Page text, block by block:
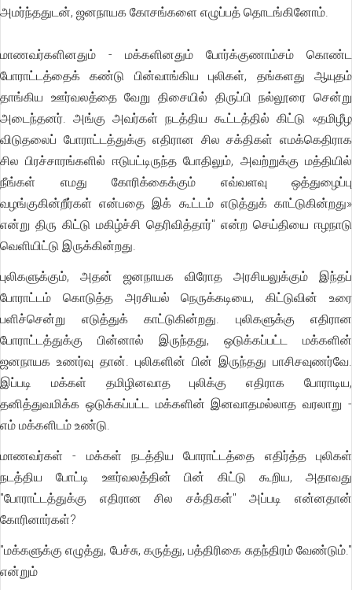
அமர்ந்ததுடன், ஜனநாயக கோசங்களை எழுப்பத் தொடங்கினோம்.
மாணவர்களினதும் - மக்களினதும் போர்க்குணாம்சம் கொண்ட
போராட்டத்தைக் கண்டு பின்வாங்கிய புலிகள், தங்களது ஆயுதம்
தாங்கிய ஊர்வலத்தை வேறு திசையில் திருப்பி நல்லூரை சென்று
அடைந்தனர். அங்கு அவர்கள் நடத்திய கூட்டத்தில் கிட்டு «தமிழீழ
விடுதலைப் போராட்டத்துக்கு எதிரான சில சக்திகள் எமக்கெதிராக
சில பிரச்சாரங்களில் ஈடுபட்டிருந்த போதிலும், அவற்றுக்கு மத்தியில்
நீங்கள் எமது கோரிக்கைக்கும் எவ்வளவு ஒத்துழைப்பு
வழங்குகின்றீர்கள் என்பதை இக் கூட்டம் எடுத்துக் காட்டுகின்றது»
என்று திரு கிட்டு மகிழ்ச்சி தெரிவித்தார்" என்ற செய்தியை ஈழநாடு
வெளியிட்டு இருக்கின்றது.
புலிகளுக்கும், அதன் ஜனநாயக விரோத அரசியலுக்கும் இந்தப்
போராட்டம் கொடுத்த அரசியல் நெருக்கடியை, கிட்டுவின் உரை
பளிச்சென்று எடுத்துக் காட்டுகின்றது. புலிகளுக்கு எதிரான
போராட்டத்துக்கு பின்னால் இருந்தது, ஒடுக்கப்பட்ட மக்களின்
ஜனநாயக உணர்வு தான். புலிகளின் பின் இருந்தது பாசிசவுணர்வே.
இப்படி மக்கள் தமிழினவாத புலிக்கு எதிராக போராடிய,
தனித்துவமிக்க ஒடுக்கப்பட்ட மக்களின் இனவாதமல்லாத வரலாறு -
எம் மக்களிடம் உண்டு.
மாணவர்கள் - மக்கள் நடத்திய போராட்டத்தை எதிர்த்த புலிகள்
நடத்திய போட்டி ஊர்வலத்தின் பின் கிட்டு கூறிய, அதாவது
"போராட்டத்துக்கு எதிரான சில சக்திகள்" அப்படி என்னதான்
கோரினார்கள்?
"மக்களுக்கு எழுத்து, பேச்சு, கருத்து, பத்திரிகை சுதந்திரம் வேண்டும்."
என்றும்